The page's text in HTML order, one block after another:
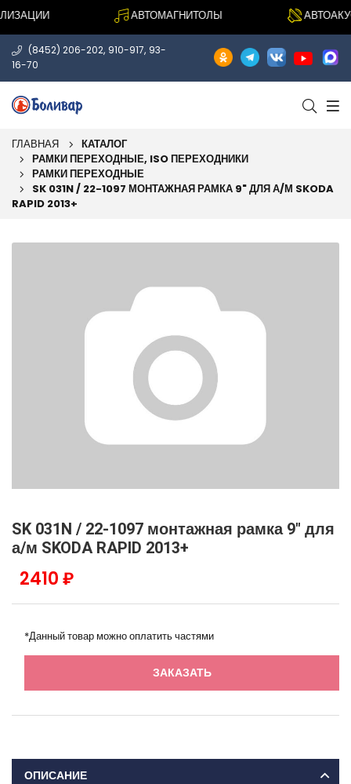
АВТОМАГНИТОЛЫ
(8452) 206-202, 910-917, 93-
16-70
ГЛАВНАЯ
КАТАЛОГ
РАМКИ ПЕРЕХОДНЫЕ, ISO ПЕРЕХОДНИКИ
РАМКИ ПЕРЕХОДНЫЕ
SK 031N / 22-1097 МОНТАЖНАЯ РАМКА 9" ДЛЯ А/М SKODA
RAPID 2013+
SK 031N / 22-1097 монтажная рамка 9" для
а/м SKODA RAPID 2013+
2410 ₽
*Данный товар можно оплатить частями
ЗАКАЗАТЬ
ОПИСАНИЕ